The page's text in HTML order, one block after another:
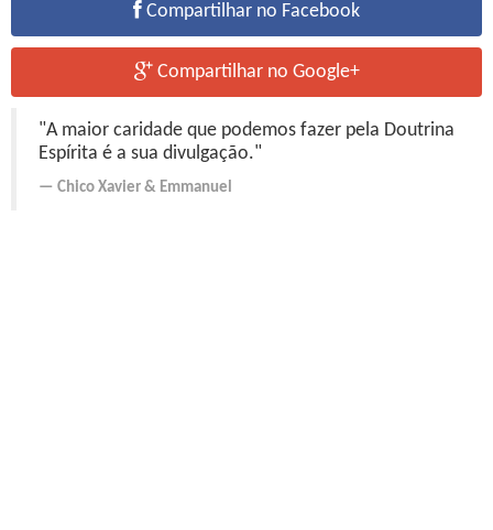
Compartilhar no Facebook
Compartilhar no Google+
"A maior caridade que podemos fazer pela Doutrina
Espírita é a sua divulgação."
Chico Xavier & Emmanuel